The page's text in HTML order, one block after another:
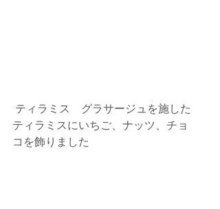
ティラミスにいちご、ナッツ、チョ
コを飾りました